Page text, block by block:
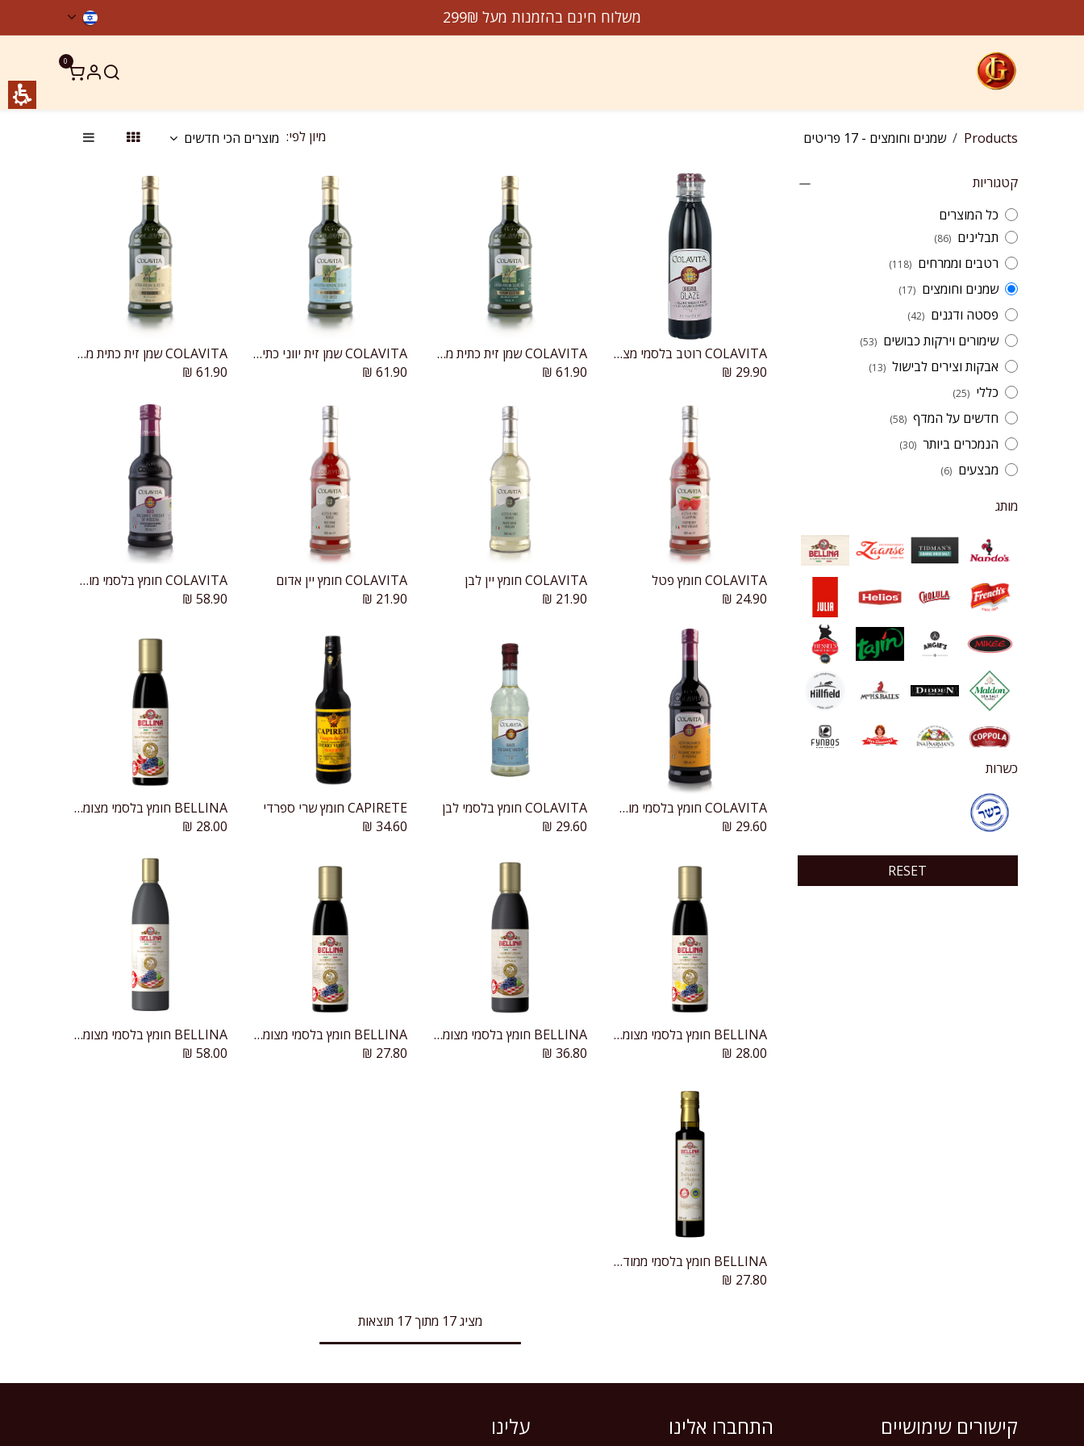
|
jeremygourmet.com
משלוח חינם בהזמנות מעל 299₪
0
Products שמנים וחומצים - 17 פריטים מיון לפי: מוצרים הכי חדשים
קטגוריות
כל המוצרים
תבלינים (86)
רטבים וממרחים (118)
שמנים וחומצים (17)
פסטה ודגנים (42)
שימורים וירקות כבושים (53)
אבקות וצירים לבישול (13)
כללי (25)
חדשים על המדף (58)
הנמכרים ביותר (30)
מבצעים (6)
מותג
כשרות
RESET
הוספה לעגלה
COLAVITA רוטב בלסמי מצומצם לציפוי-גלייז
29.90
₪
הוספה לעגלה
COLAVITA שמן זית כתית מעולה, כבישה קרה, מבחר פרימיום, טעם מאוזן
61.90
₪
הוספה לעגלה
COLAVITA שמן זית יווני כתית מעולה
61.90
₪
הוספה לעגלה
COLAVITA שמן זית כתית מעולה ים-תיכוני
61.90
₪
COLAVITA חומץ פטל
24.90
₪
הוספה לעגלהCOLAVITA חומץ יין לבן
21.90
₪
הוספה לעגלהCOLAVITA חומץ יין אדום
21.90
₪
הוספה לעגלה
COLAVITA חומץ בלסמי מודנה מיושן
58.90
₪
הוספה לעגלה
COLAVITA חומץ בלסמי מודנה
29.60
₪
הוספה לעגלהCOLAVITA חומץ בלסמי לבן
29.60
₪
הוספה לעגלהCAPIRETE חומץ שרי ספרדי
34.60
₪
הוספה לעגלה
BELLINA חומץ בלסמי מצומצם בטעם צ'ילי
28.00
₪
הוספה לעגלה
BELLINA חומץ בלסמי מצומצם בטעם לימון
28.00
₪
הוספה לעגלה
BELLINA חומץ בלסמי מצומצם
36.80
₪
BELLINA חומץ בלסמי מצומצם
27.80
₪
הוספה לעגלה
BELLINA חומץ בלסמי מצומצם
58.00
₪
הוספה לעגלה
BELLINA חומץ בלסמי ממודנה
27.80
₪
מציג 17 מתוך 17 תוצאות
קישורים שימושיים התחברו אלינו עלינו